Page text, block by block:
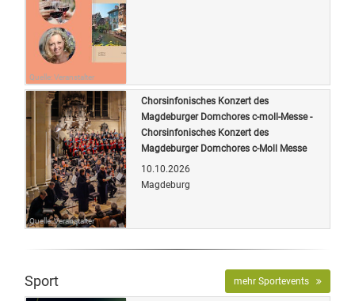
Quelle: Veranstalter
Quelle: Veranstalter
Chorsinfonisches Konzert des
Magdeburger Domchores c-moll-Messe -
Chorsinfonisches Konzert des
Magdeburger Domchores c-Moll Messe
10.10.2026
Magdeburg
Sport mehr Sportevents